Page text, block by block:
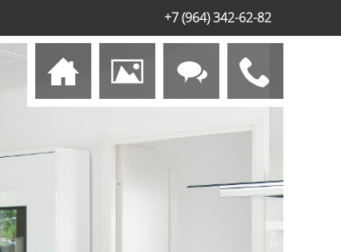
+7 (964) 342-62-82